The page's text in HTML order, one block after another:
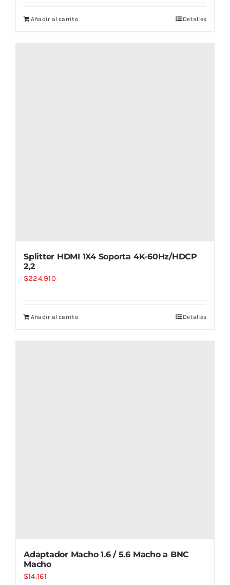
Añadir al carrito Detalles
Splitter HDMI 1X4 Soporta 4K-60Hz/HDCP
2,2
$224.910
Añadir al carrito Detalles
Adaptador Macho 1.6 / 5.6 Macho a BNC
Macho
$14.161